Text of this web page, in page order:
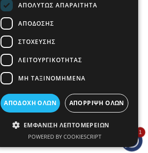
1
ΑΠΟΛΎΤΩΣ ΑΠΑΡΑΊΤΗΤΑ
ΑΠΌΔΟΣΗΣ
ΣΤΌΧΕΥΣΗΣ
ΛΕΙΤΟΥΡΓΙΚΌΤΗΤΑΣ
ΜΗ ΤΑΞΙΝΟΜΗΜΈΝΑ
ΑΠΟΔΟΧΉ ΌΛΩΝ ΑΠΌΡΡΙΨΗ ΌΛΩΝ
ΕΜΦΆΝΙΣΗ ΛΕΠΤΟΜΕΡΕΙΏΝ
POWERED BY COOKIESCRIPT